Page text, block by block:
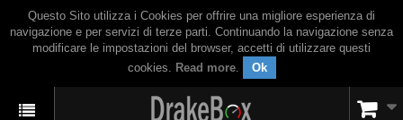
Questo Sito utilizza i Cookies per offrire una migliore esperienza di
navigazione e per servizi di terze parti. Continuando la navigazione senza
modificare le impostazioni del browser, accetti di utilizzare questi
cookies. Read more. Ok